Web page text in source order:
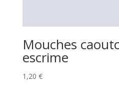
Mouches
escrime
1,20 €